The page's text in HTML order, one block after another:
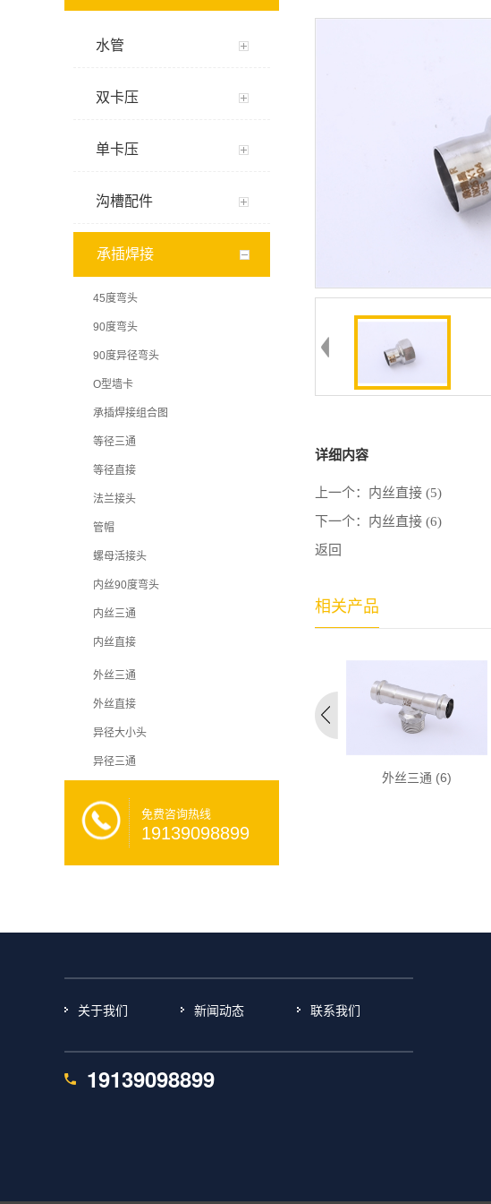
水管
双卡压
单卡压
沟槽配件
承插焊接
45度弯头
90度弯头
90度异径弯头
O型墙卡
承插焊接组合图
等径三通
等径直接
法兰接头
管帽
螺母活接头
内丝90度弯头
内丝三通
内丝直接
外丝三通
外丝直接
异径大小头
异径三通
免费咨询热线
19139098899
详细内容
上一个： 内丝直接 (5)
下一个： 内丝直接 (6)
返回
相关产品
外丝三通 (5) 大小头 (9) 外丝三通 (6)
关于我们 新闻动态 联系我们
19139098899